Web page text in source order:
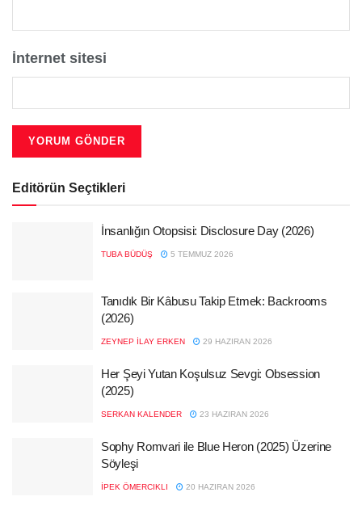
İnternet sitesi
Editörün Seçtikleri
İnsanlığın Otopsisi: Disclosure Day (2026)
TUBA BÜDÜŞ 5 TEMMUZ 2026
Tanıdık Bir Kâbusu Takip Etmek: Backrooms
(2026)
ZEYNEP İLAY ERKEN 29 HAZIRAN 2026
Her Şeyi Yutan Koşulsuz Sevgi: Obsession
(2025)
SERKAN KALENDER 23 HAZIRAN 2026
Sophy Romvari ile Blue Heron (2025) Üzerine
Söyleşi
İPEK ÖMERCIKLI 20 HAZIRAN 2026